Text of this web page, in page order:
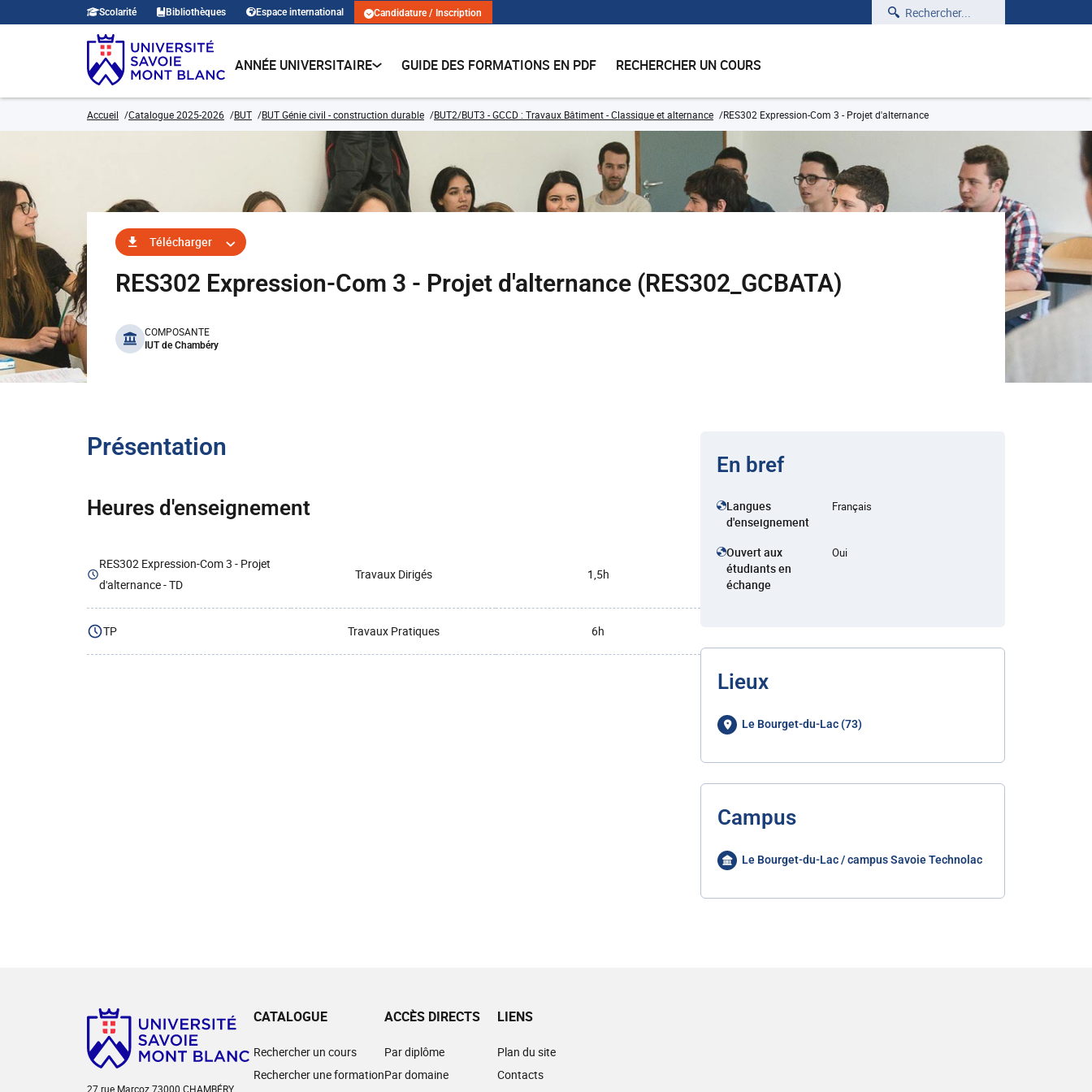
Scolarité Bibliothèques Espace international Candidature / Inscription Rechercher
ANNÉE UNIVERSITAIRE GUIDE DES FORMATIONS EN PDF RECHERCHER UN COURS
Accueil Catalogue 2025-2026 BUT BUT Génie civil - construction durable BUT2/BUT3 - GCCD : Travaux Bâtiment - Classique et alternance RES302 Expression-Com 3 - Projet d'alternance
Télécharger
RES302 Expression-Com 3 - Projet d'alternance (RES302_GCBATA)
benefits
COMPOSANTE
IUT de Chambéry
Présentation
Heures d'enseignement
RES302 Expression-Com 3 - Projet
d'alternance - TD
Travaux Dirigés 1,5h
TP Travaux Pratiques 6h
En bref
Langues
d'enseignement
Français
Ouvert aux
étudiants en
échange
Oui
Lieux
Le Bourget-du-Lac (73)
Campus
Le Bourget-du-Lac / campus Savoie Technolac
27 rue Marcoz 73000 CHAMBÉRY
CATALOGUE
Rechercher un cours
Rechercher une formation
ACCÈS DIRECTS
Par diplôme
Par domaine
LIENS
Plan du site
Contacts